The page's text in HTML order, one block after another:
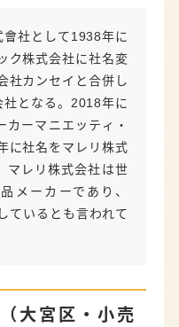
社として1938年に
ク株式会社に社名変
社カンセイと合併し
社となる。2018年に
カーマニエッティ・
に社名をマレリ株式
マレリ株式会社は世
メーカーであり、
ているとも言われて
大宮区・小売